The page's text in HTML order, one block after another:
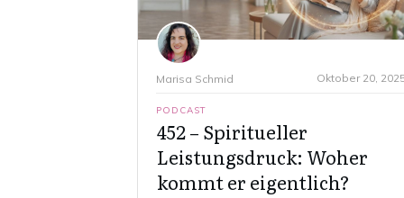
Marisa Schmid Oktober 20,
PODCAST
452 – Spiritueller
Leistungsdruck: Woher
kommt er eigentlich?